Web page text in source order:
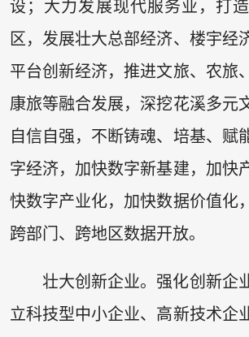
设；大力发展现代服务业，打
区，发展壮大总部经济、楼宇经
平台创新经济，推进文旅、农旅
康旅等融合发展，深挖花溪多元
自信自强，不断铸魂、培基、赋
字经济，加快数字新基建，加快
快数字产业化，加快数据价值化
跨部门、跨地区数据开放。
壮大创新企业。强化创新企
立科技型中小企业、高新技术企